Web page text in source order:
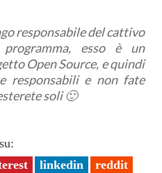
responsabile del cattivo
esso è un
Open Source, e quindi
responsabili e non fate
soli 🙂
linkedin
reddit